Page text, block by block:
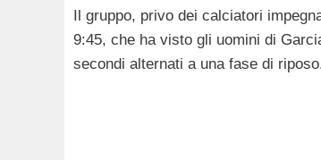
Il gruppo, privo dei calciatori
9:45, che ha visto gli uomini di
secondi alternati a una fase di